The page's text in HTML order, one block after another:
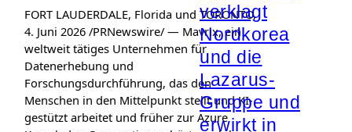
FORT LAUDERDALE, Florida und TORONTO,
4. Juni 2026 /PRNewswire/ — Mavrix, ein
weltweit tätiges Unternehmen für
Datenerhebung und
Forschungsdurchführung, das den
Menschen in den Mittelpunkt stellt und KI-
gestützt arbeitet und früher zur Azure
verklagt
Nordkorea
und die
Lazarus-
Gruppe und
erwirkt in